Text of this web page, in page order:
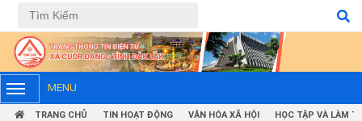
Tiếng Việt Tiếng Anh
MENU
TRANG CHỦ TIN HOẠT ĐỘNG VĂN HÓA XÃ HỘI HỌC TẬP VÀ LÀM